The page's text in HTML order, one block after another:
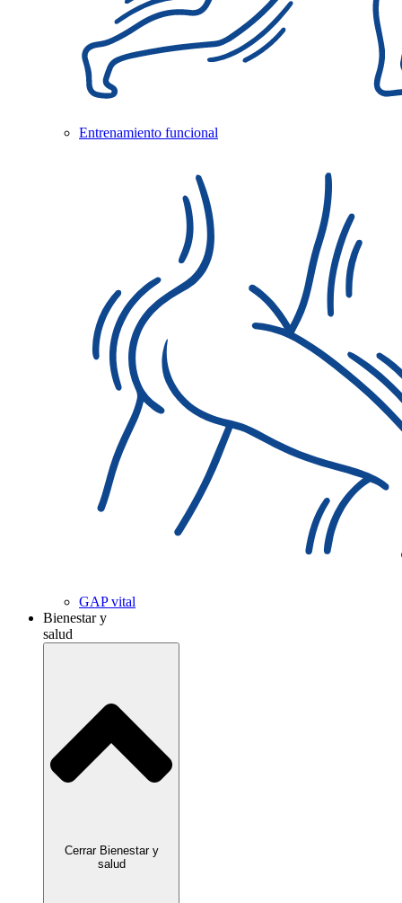
Entrenamiento funcional
GAP vital
Bienestar y
salud
Cerrar Bienestar y
salud